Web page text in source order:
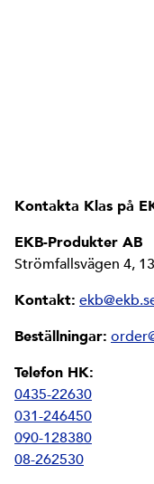
Kontakta Klas på
EKB-Produkter AB
Strömfallsvägen 4,
Kontakt:
Beställningar:
Telefon HK:
0435-22630
031-246450
090-128380
08-262530